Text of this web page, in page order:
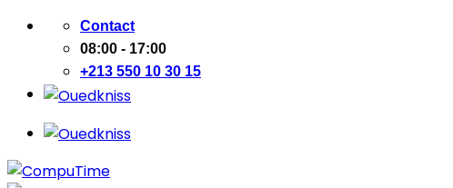
Passer
contenu
Contact
08:00 - 17:00
+213 550 10 30 15